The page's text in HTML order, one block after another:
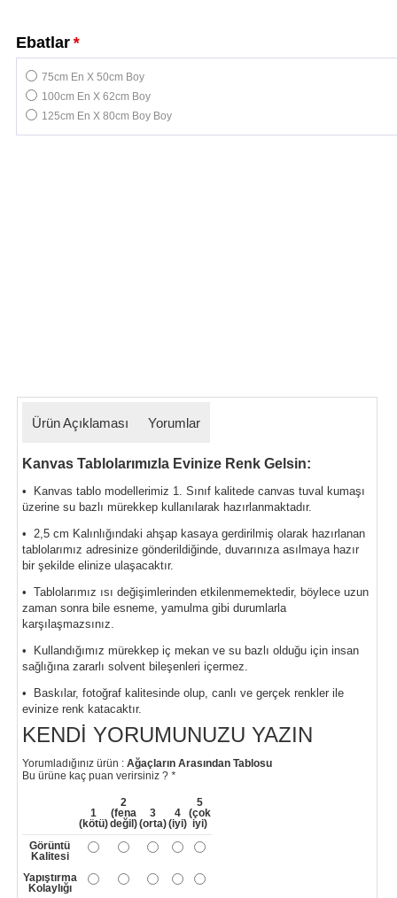
*
Ebatlar
75cm En X 50cm Boy
100cm En X 62cm Boy
125cm En X 80cm Boy Boy
Ürün Açıklaması Yorumlar
Kanvas Tablolarımızla Evinize Renk Gelsin:
• Kanvas tablo modellerimiz 1. Sınıf kalitede canvas tuval kumaşı
üzerine su bazlı mürekkep kullanılarak hazırlanmaktadır.
• 2,5 cm Kalınlığındaki ahşap kasaya gerdirilmiş olarak hazırlanan
tablolarımız adresinize gönderildiğinde, duvarınıza asılmaya hazır
bir şekilde elinize ulaşacaktır.
• Tablolarımız ısı değişimlerinden etkilenmemektedir, böylece uzun
zaman sonra bile esneme, yamulma gibi durumlarla
karşılaşmazsınız.
• Kullandığımız mürekkep iç mekan ve su bazlı olduğu için insan
sağlığına zararlı solvent bileşenleri içermez.
• Baskılar, fotoğraf kalitesinde olup, canlı ve gerçek renkler ile
evinize renk katacaktır.
KENDI YORUMUNUZU YAZIN
Yorumladığınız ürün : Ağaçların Arasından Tablosu
Bu ürüne kaç puan verirsiniz ? *
1
(kötü)
2
(fena
değil)
3
(orta)
4
(iyi)
5
(çok
iyi)
Görüntü
Kalitesi
Yapıştırma
Kolaylığı